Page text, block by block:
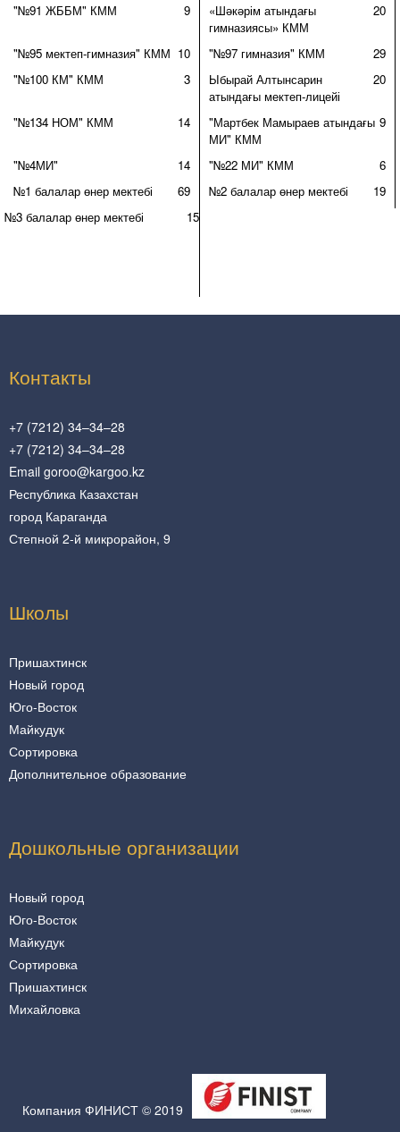
"№91 ЖББМ" КММ
9
«Шәкәрім атындағы
гимназиясы» КММ
20
"№95 мектеп-гимназия" КММ 10 "№97 гимназия" КММ
29
"№100 КМ" КММ
3
Ыбырай Алтынсарин
атындағы мектеп-лицейі
20
"№134 НОМ" КММ 14
"Мартбек Мамыраев атындағы
МИ" КММ
9
"№4МИ" 14 "№22 МИ" КММ
6
№1 балалар өнер мектебі
69 №2 балалар өнер мектебі
19
№3 балалар өнер мектебі
15
Контакты
+7 (7212) 34–34–28
+7 (7212) 34–34–28
Email goroo@kargoo.kz
Республика Казахстан
город Караганда
Степной 2-й микрорайон, 9
Школы
Пришахтинск
Новый город
Юго-Восток
Майкудук
Сортировка
Дополнительное образование
Дошкольные организации
Новый город
Юго-Восток
Майкудук
Сортировка
Пришахтинск
Михайловка
Компания ФИНИСТ © 2019